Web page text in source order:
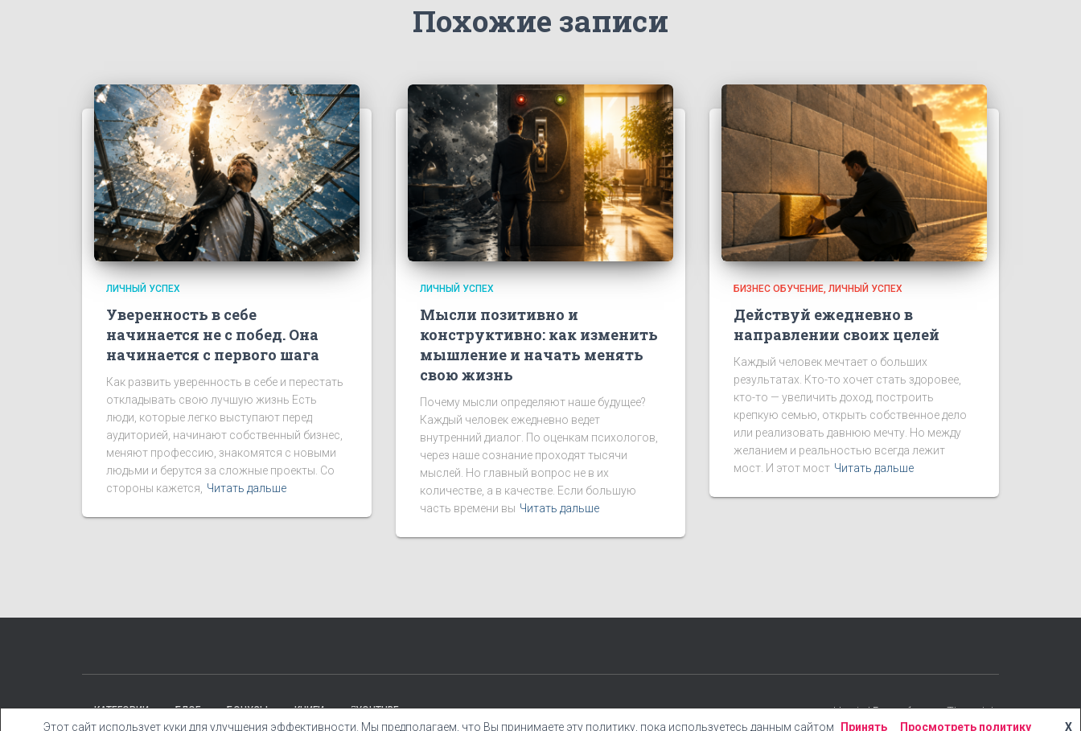
Похожие записи
ЛИЧНЫЙ УСПЕХ
Уверенность в себе
начинается не с побед. Она
начинается с первого шага
Как развить уверенность в себе и перестать
откладывать свою лучшую жизнь Есть
люди, которые легко выступают перед
аудиторией, начинают собственный бизнес,
меняют профессию, знакомятся с новыми
людьми и берутся за сложные проекты. Со
стороны кажется,
Читать дальше
ЛИЧНЫЙ УСПЕХ
Мысли позитивно и
конструктивно: как изменить
мышление и начать менять
свою жизнь
Почему мысли определяют наше будущее?
Каждый человек ежедневно ведет
внутренний диалог. По оценкам психологов,
через наше сознание проходят тысячи
мыслей. Но главный вопрос не в их
количестве, а в качестве. Если большую
часть времени вы Читать дальше
БИЗНЕС ОБУЧЕНИЕ ЛИЧНЫЙ УСПЕХ
Действуй ежедневно в
направлении своих целей
Каждый человек мечтает о больших
результатах. Кто-то хочет стать здоровее,
кто-то — увеличить доход, построить
крепкую семью, открыть собственное дело
или реализовать давнюю мечту. Но между
желанием и реальностью всегда лежит
мост. И этот мост Читать дальше
КАТЕГОРИИ БЛОГ БОНУСЫ КНИГИ YOUTUBE Hestia | РазработаноThemeIsle
Этот сайт использует куки для улучшения эффективности. Мы предполагаем, что Вы принимаете эту политику, пока используетесь данным сайтом
X
Принять Просмотреть политику